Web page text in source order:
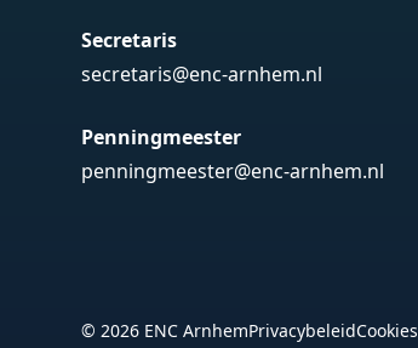
Secretaris
secretaris@enc-arnhem.nl
Penningmeester
penningmeester@enc-arnhem.nl
© 2026 ENC ArnhemPrivacybeleidCookies